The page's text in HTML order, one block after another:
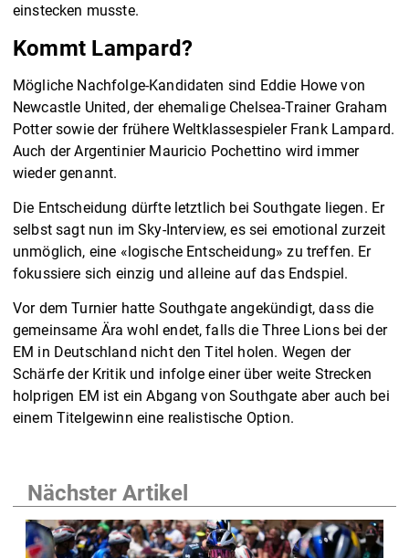
einstecken musste.
Kommt Lampard?
Mögliche Nachfolge-Kandidaten sind Eddie Howe von
Newcastle United, der ehemalige Chelsea-Trainer Graham
Potter sowie der frühere Weltklassespieler Frank Lampard.
Auch der Argentinier Mauricio Pochettino wird immer
wieder genannt.
Die Entscheidung dürfte letztlich bei Southgate liegen. Er
selbst sagt nun im Sky-Interview, es sei emotional zurzeit
unmöglich, eine «logische Entscheidung» zu treffen. Er
fokussiere sich einzig und alleine auf das Endspiel.
Vor dem Turnier hatte Southgate angekündigt, dass die
gemeinsame Ära wohl endet, falls die Three Lions bei der
EM in Deutschland nicht den Titel holen. Wegen der
Schärfe der Kritik und infolge einer über weite Strecken
holprigen EM ist ein Abgang von Southgate aber auch bei
einem Titelgewinn eine realistische Option.
Nächster Artikel